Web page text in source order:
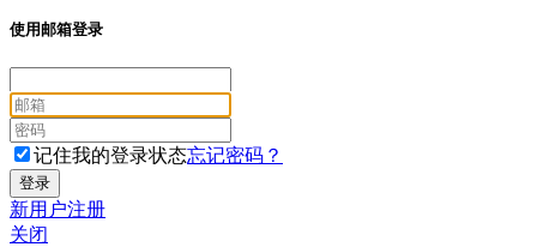
使用邮箱登录
记住我的登录状态忘记密码？
新用户注册
关闭